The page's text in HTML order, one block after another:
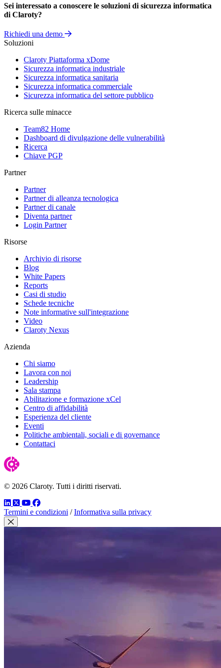
Sei interessato a conoscere le soluzioni di sicurezza informatica
di Claroty?
Richiedi una demo
Soluzioni
Claroty Piattaforma xDome
Sicurezza informatica industriale
Sicurezza informatica sanitaria
Sicurezza informatica commerciale
Sicurezza informatica del settore pubblico
Ricerca sulle minacce
Team82 Home
Dashboard di divulgazione delle vulnerabilità
Ricerca
Chiave PGP
Partner
Partner
Partner di alleanza tecnologica
Partner di canale
Diventa partner
Login Partner
Risorse
Archivio di risorse
Blog
White Papers
Reports
Casi di studio
Schede tecniche
Note informative sull'integrazione
Video
Claroty Nexus
Azienda
Chi siamo
Lavora con noi
Leadership
Sala stampa
Abilitazione e formazione xCel
Centro di affidabilità
Esperienza del cliente
Eventi
Politiche ambientali, sociali e di governance
Contattaci
© 2026 Claroty. Tutti i diritti riservati.
LinkedIn
TwitterYouTube
Facebook
Termini e condizioni / Informativa sulla privacy
Chiudi modale